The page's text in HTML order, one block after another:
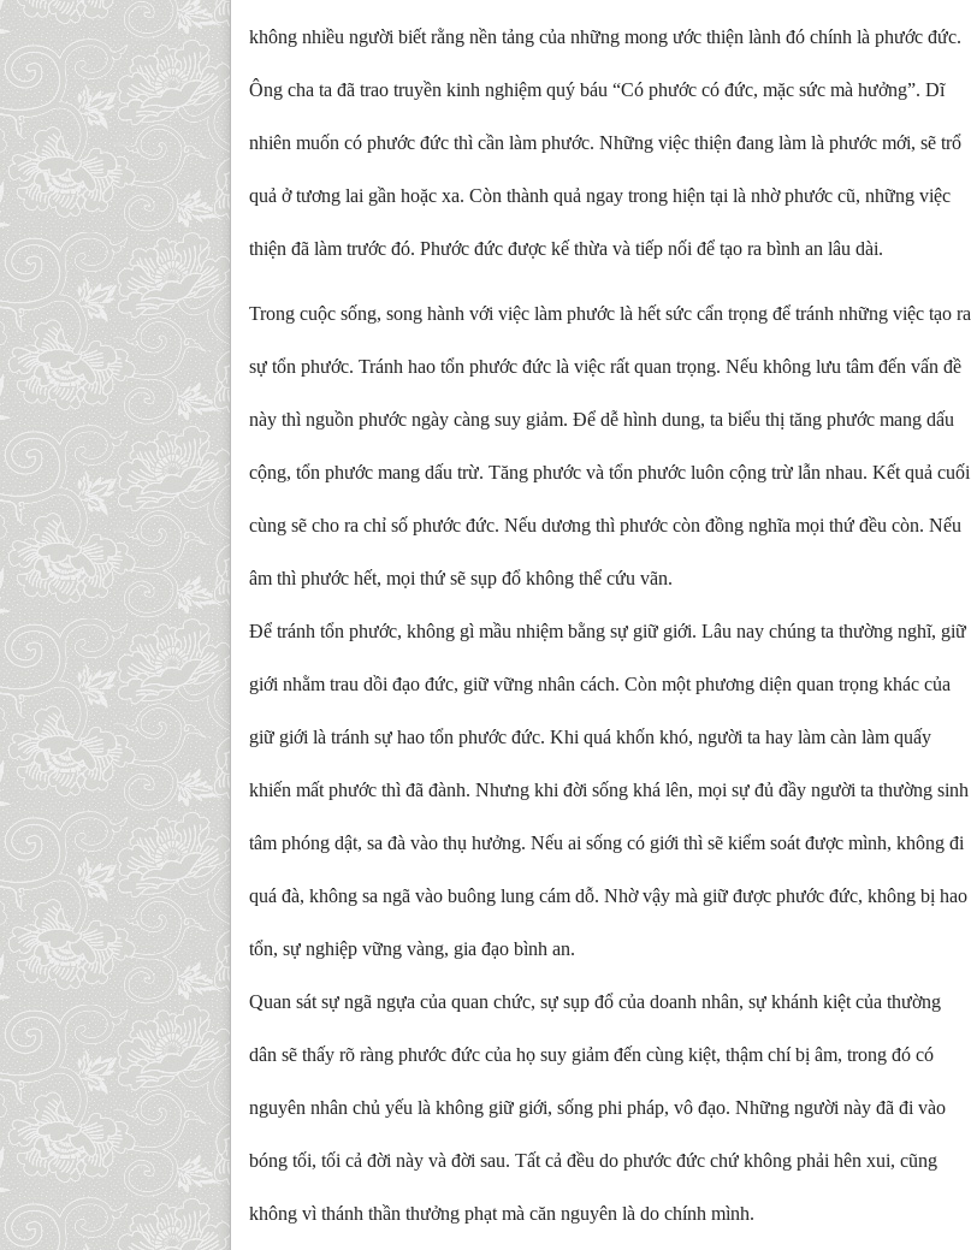
không nhiều người biết rằng nền tảng của những mong ước thiện lành đó chính là phước đức.
Ông cha ta đã trao truyền kinh nghiệm quý báu “Có phước có đức, mặc sức mà hưởng”. Dĩ
nhiên muốn có phước đức thì cần làm phước. Những việc thiện đang làm là phước mới, sẽ trổ
quả ở tương lai gần hoặc xa. Còn thành quả ngay trong hiện tại là nhờ phước cũ, những việc
thiện đã làm trước đó. Phước đức được kế thừa và tiếp nối để tạo ra bình an lâu dài.
Trong cuộc sống, song hành với việc làm phước là hết sức cẩn trọng để tránh những việc tạo ra
sự tổn phước. Tránh hao tổn phước đức là việc rất quan trọng. Nếu không lưu tâm đến vấn đề
này thì nguồn phước ngày càng suy giảm. Để dễ hình dung, ta biểu thị tăng phước mang dấu
cộng, tổn phước mang dấu trừ. Tăng phước và tổn phước luôn cộng trừ lẫn nhau. Kết quả cuối
cùng sẽ cho ra chỉ số phước đức. Nếu dương thì phước còn đồng nghĩa mọi thứ đều còn. Nếu
âm thì phước hết, mọi thứ sẽ sụp đổ không thể cứu vãn.
Để tránh tổn phước, không gì mầu nhiệm bằng sự giữ giới. Lâu nay chúng ta thường nghĩ, giữ
giới nhằm trau dồi đạo đức, giữ vững nhân cách. Còn một phương diện quan trọng khác của
giữ giới là tránh sự hao tổn phước đức. Khi quá khốn khó, người ta hay làm càn làm quấy
khiến mất phước thì đã đành. Nhưng khi đời sống khá lên, mọi sự đủ đầy người ta thường sinh
tâm phóng dật, sa đà vào thụ hưởng. Nếu ai sống có giới thì sẽ kiểm soát được mình, không đi
quá đà, không sa ngã vào buông lung cám dỗ. Nhờ vậy mà giữ được phước đức, không bị hao
tổn, sự nghiệp vững vàng, gia đạo bình an.
Quan sát sự ngã ngựa của quan chức, sự sụp đổ của doanh nhân, sự khánh kiệt của thường
dân sẽ thấy rõ ràng phước đức của họ suy giảm đến cùng kiệt, thậm chí bị âm, trong đó có
nguyên nhân chủ yếu là không giữ giới, sống phi pháp, vô đạo. Những người này đã đi vào
bóng tối, tối cả đời này và đời sau. Tất cả đều do phước đức chứ không phải hên xui, cũng
không vì thánh thần thưởng phạt mà căn nguyên là do chính mình.